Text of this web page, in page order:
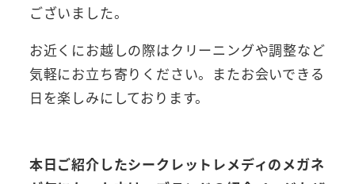
ございました。
お近くにお越しの際はクリーニングや調整など
気軽にお立ち寄りください。またお会いできる
日を楽しみにしております。
本日ご紹介したシークレットレメディのメガネ